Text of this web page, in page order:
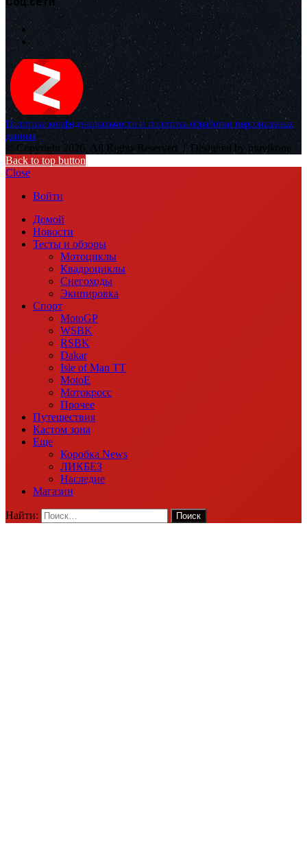
Политика конфиденциальности и политика обработки персональных
данных
© Copyright 2026, All Rights Reserved |Designed by muvikone
Back to top button
Close
Войти
Домой
Новости
Тесты и обзоры
Мотоциклы
Квадроциклы
Снегоходы
Экипировка
Спорт
MotoGP
WSBK
RSBK
Dakar
Isle of Man TT
MotoE
Мотокросс
Прочее
Путешествия
Кастом зона
Еще
Коробка News
ЛИКБЕЗ
Наследие
Магазин
Найти: